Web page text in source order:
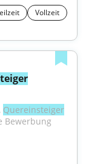
Vollzeit
Quereinsteiger
Bewerbung